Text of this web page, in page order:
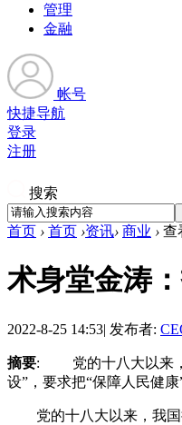
管理
金融
帐号
快捷导航
登录
注册
搜索
首页 › 首页 ›资讯› 商业 › 查
术身堂金涛
2022-8-25 14:53| 发布者:
摘要: 党的十八大以来，
设”，要求把“保障人民健
党的十八大以来，我国